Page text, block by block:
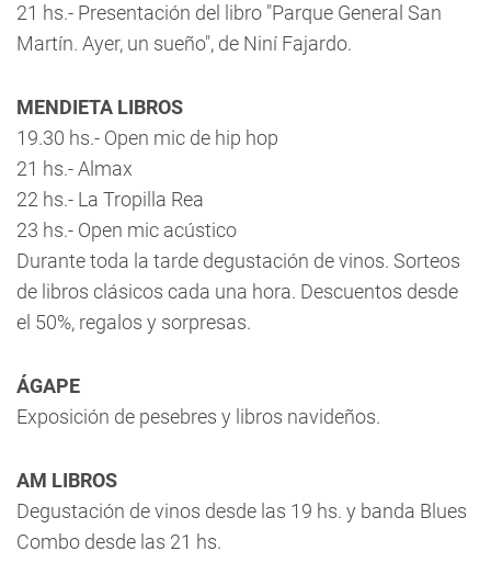
21 hs.- Presentación del libro "Parque General San
Martín. Ayer, un sueño", de Niní Fajardo.
MENDIETA LIBROS
19.30 hs.- Open mic de hip hop
21 hs.- Almax
22 hs.- La Tropilla Rea
23 hs.- Open mic acústico
Durante toda la tarde degustación de vinos. Sorteos
de libros clásicos cada una hora. Descuentos desde
el 50%, regalos y sorpresas.
ÁGAPE
Exposición de pesebres y libros navideños.
AM LIBROS
Degustación de vinos desde las 19 hs. y banda Blues
Combo desde las 21 hs.